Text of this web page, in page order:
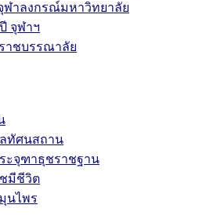
ฬาลงกรณ์มหาวิทยาลัย
จุฬาฯ
าชบรรณาลัย
ทัศนสถาน
จุฑาธุชราชฐาน
มีชีวิต
นไพร